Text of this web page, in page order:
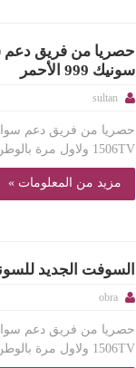
حصريا من فريق دعم
سونيك 999 الأحمر
sultan
1506TV ولاول مرة بالوطن العربي تغيير مفهوم الصن بلص وبالاخص الفانيل...
مزيد من المعلومات »
السوفت الجديد للسونيك
obra
1506TV ولاول مرة بالوطن العربي تغيير مفهوم الصن بلص وبالاخص الفا...